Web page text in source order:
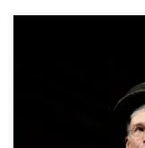
В Гарвардском
уже в 29-й раз
шуточную
самых странных
забавными